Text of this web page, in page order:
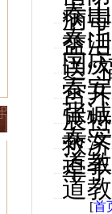
病
泰
益
泰
送“
国
宫
泰
展
张
救济
泰
牵
道
道
[首